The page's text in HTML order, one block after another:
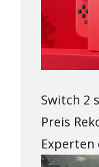
Switch 2
Preis
Experten